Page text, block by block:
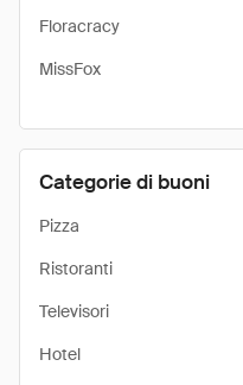
Floracracy
MissFox
Categorie di buoni
Pizza
Ristoranti
Televisori
Hotel